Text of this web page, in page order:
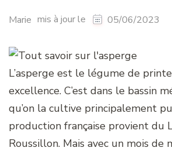
Marie mis à jour le 05/06/2023
L’asperge est le légume de
excellence. C’est dans le bassin
qu’on la cultive principalement
production française provient du
Roussillon. Mais avec un mois de